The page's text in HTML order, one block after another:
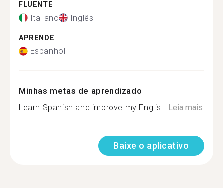
FLUENTE
Italiano Inglês
APRENDE
Espanhol
Minhas metas de aprendizado
Learn Spanish and improve my Englis...Leia mais
Baixe o aplicativo